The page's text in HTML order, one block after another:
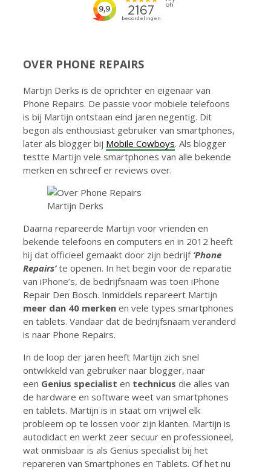
OVER PHONE REPAIRS
Martijn Derks is de oprichter en eigenaar van
Phone Repairs. De passie voor mobiele telefoons
is bij Martijn ontstaan eind jaren negentig. Dit
begon als enthousiast gebruiker van smartphones,
later als blogger bij Mobile Cowboys. Als blogger
testte Martijn vele smartphones van alle bekende
merken en schreef er reviews over.
Martijn Derks
Daarna repareerde Martijn voor vrienden en
bekende telefoons en computers en in 2012 heeft
hij dat officieel gemaakt door zijn bedrijf ‘Phone
Repairs’ te openen. In het begin voor de reparatie
van iPhone’s, de bedrijfsnaam was toen iPhone
Repair Den Bosch. Inmiddels repareert Martijn
meer dan 40 merken en vele types smartphones
en tablets. Vandaar dat de bedrijfsnaam veranderd
is naar Phone Repairs.
In de loop der jaren heeft Martijn zich snel
ontwikkeld van gebruiker naar blogger, naar
een Genius specialist en technicus die alles van
de hardware en software weet van smartphones
en tablets. Martijn is in staat om vrijwel elk
probleem op te lossen voor zijn klanten. Martijn is
autodidact en werkt zeer secuur en professioneel,
wat onmisbaar is als Genius specialist bij het
repareren van Smartphones en Tablets. Of het nu